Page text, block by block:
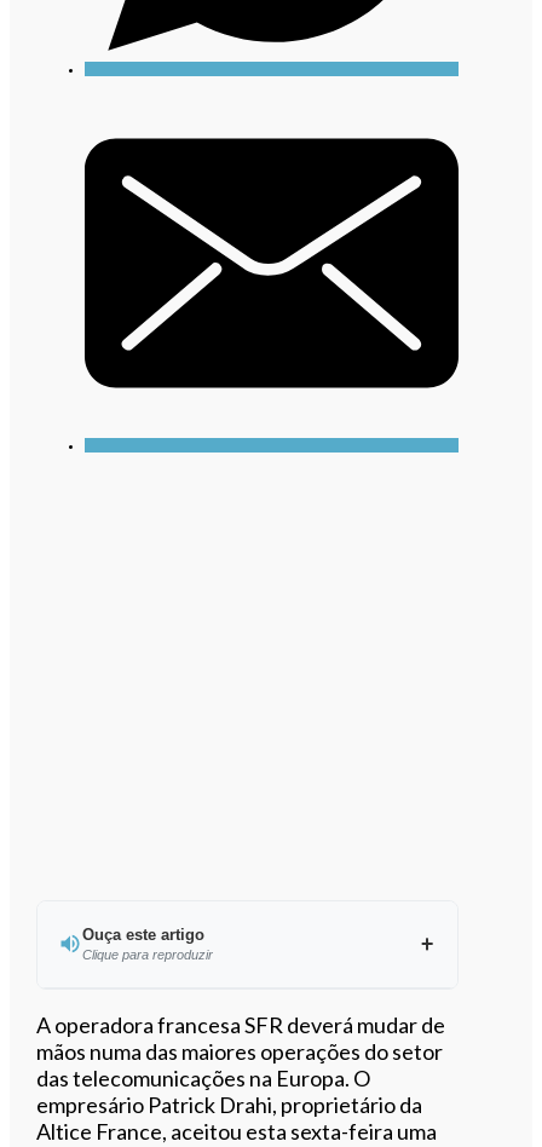
Ouça este artigo
Clique para reproduzir
0:00
A operadora francesa SFR deverá mudar de
mãos numa das maiores operações do setor
das telecomunicações na Europa. O
empresário Patrick Drahi, proprietário da
Altice France, aceitou esta sexta-feira uma